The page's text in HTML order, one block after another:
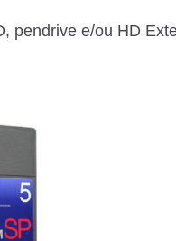
pendrive e/ou HD